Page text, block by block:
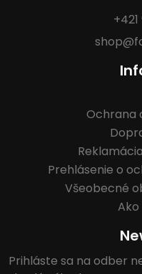
Ochrana
Prehlásenie o
Všeobecné
Prihláste sa na odber